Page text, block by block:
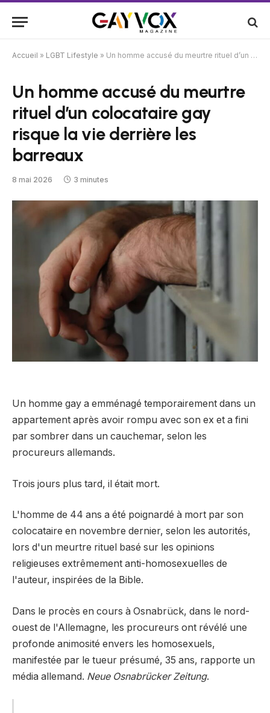
Accueil » LGBT Lifestyle » Un homme accusé du meurtre rituel d’un colocataire gay risque la vie derrière les barreaux
Un homme accusé du meurtre
rituel d’un colocataire gay
risque la vie derrière les
barreaux
8 mai 2026 3 minutes
Un homme gay a emménagé temporairement dans un
appartement après avoir rompu avec son ex et a fini
par sombrer dans un cauchemar, selon les
procureurs allemands.
Trois jours plus tard, il était mort.
L'homme de 44 ans a été poignardé à mort par son
colocataire en novembre dernier, selon les autorités,
lors d'un meurtre rituel basé sur les opinions
religieuses extrêmement anti-homosexuelles de
l'auteur, inspirées de la Bible.
Dans le procès en cours à Osnabrück, dans le nord-
ouest de l'Allemagne, les procureurs ont révélé une
profonde animosité envers les homosexuels,
manifestée par le tueur présumé, 35 ans, rapporte un
média allemand. Neue Osnabrücker Zeitung.